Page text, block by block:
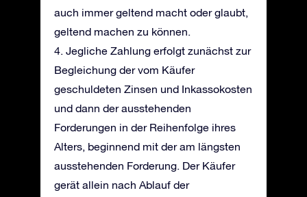
auch immer geltend macht oder glaubt,
geltend machen zu können.
4. Jegliche Zahlung erfolgt zunächst zur
Begleichung der vom Käufer
geschuldeten Zinsen und Inkassokosten
und dann der ausstehenden
Forderungen in der Reihenfolge ihres
Alters, beginnend mit der am längsten
ausstehenden Forderung. Der Käufer
gerät allein nach Ablauf der